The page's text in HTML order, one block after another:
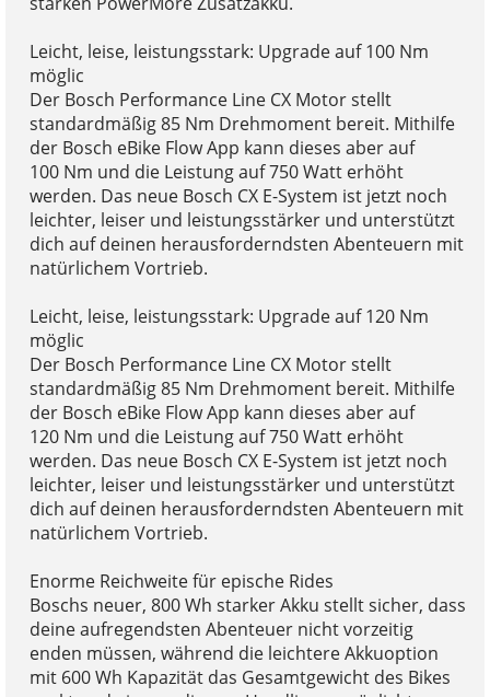
Leicht, leise, leistungsstark: Upgrade auf 100 Nm
möglic
Der Bosch Performance Line CX Motor stellt
standardmäßig 85 Nm Drehmoment bereit. Mithilfe
der Bosch eBike Flow App kann dieses aber auf
100 Nm und die Leistung auf 750 Watt erhöht
werden. Das neue Bosch CX E-System ist jetzt noch
leichter, leiser und leistungsstärker und unterstützt
dich auf deinen herausforderndsten Abenteuern mit
natürlichem Vortrieb.
Leicht, leise, leistungsstark: Upgrade auf 120 Nm
möglic
Der Bosch Performance Line CX Motor stellt
standardmäßig 85 Nm Drehmoment bereit. Mithilfe
der Bosch eBike Flow App kann dieses aber auf
120 Nm und die Leistung auf 750 Watt erhöht
werden. Das neue Bosch CX E-System ist jetzt noch
leichter, leiser und leistungsstärker und unterstützt
dich auf deinen herausforderndsten Abenteuern mit
natürlichem Vortrieb.
Enorme Reichweite für epische Rides
Boschs neuer, 800 Wh starker Akku stellt sicher, dass
deine aufregendsten Abenteuer nicht vorzeitig
enden müssen, während die leichtere Akkuoption
mit 600 Wh Kapazität das Gesamtgewicht des Bikes